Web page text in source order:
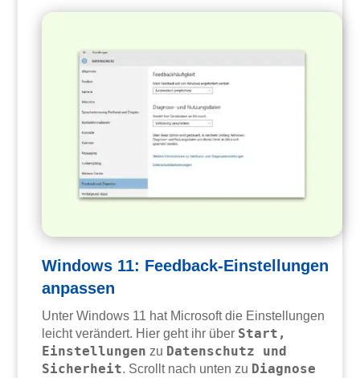
Windows 11: Feedback-Einstellungen
anpassen
Unter Windows 11 hat Microsoft die Einstellungen
leicht verändert. Hier geht ihr über Start,
Einstellungen zu Datenschutz und
Sicherheit. Scrollt nach unten zu Diagnose